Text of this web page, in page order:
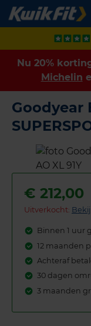
Nu 20%
Michelin
Goodyear
€ 212,00
Uitverkocht:
Binnen 1 uur
12 maanden
Achteraf
30 dagen
3 maanden